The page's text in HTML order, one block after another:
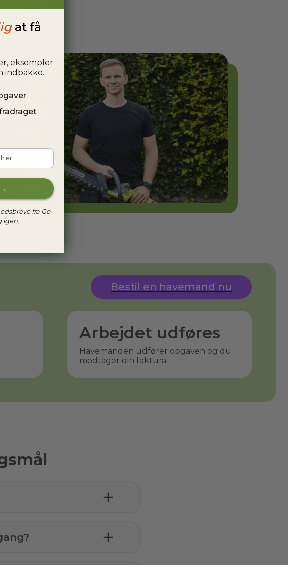
Bestil en havemand nu
Arbejdet udføres
Havemanden udfører opgaven og du
modtager din faktura.
at få
eksempler
indbakke.
fra Go
igen.